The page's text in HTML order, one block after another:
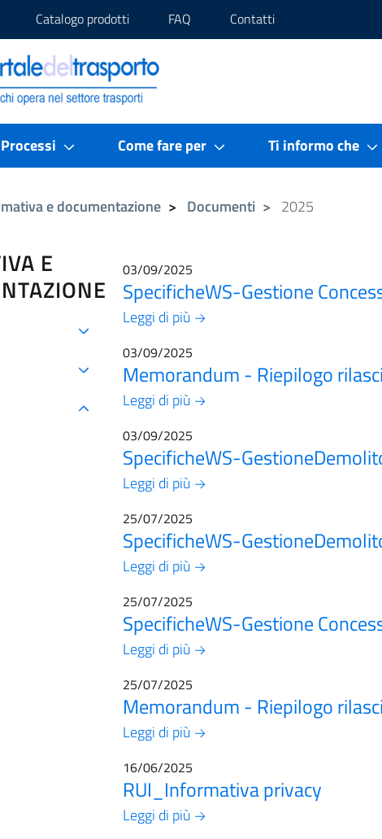
Catalogo prodotti FAQ Contatti
Come fare per Ti informo che
e documentazione Documenti 2025
E
03/09/2025
SpecificheWS-Gestione
Leggi di più
03/09/2025
Memorandum - Riepilogo
Leggi di più
03/09/2025
SpecificheWS-
Leggi di più
25/07/2025
SpecificheWS-
Leggi di più
25/07/2025
SpecificheWS-Gestione
Leggi di più
25/07/2025
Memorandum - Riepilogo
Leggi di più
16/06/2025
RUI_Informativa privacy
Leggi di più